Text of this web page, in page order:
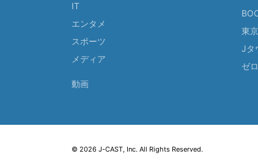
IT
エンタメ
スポーツ
メディア
動画
東
Jタ
ゼ
© 2026 J-CAST, Inc. All Rights Reserved.